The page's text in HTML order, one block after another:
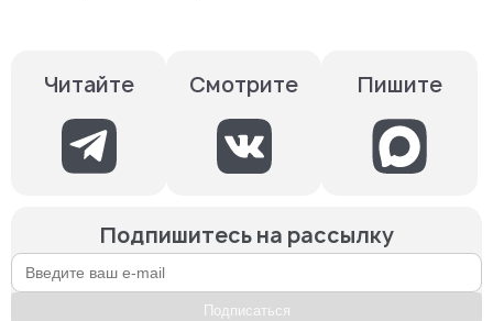
Читайте Смотрите Пишите
Подпишитесь на рассылку
Подпиcаться